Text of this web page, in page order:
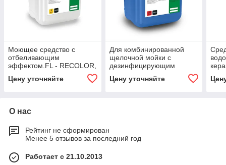
Моющее средство с
отбеливающим
эффектом.FL - RECOLOR,
Цену уточняйте
Для комбинированной
щелочной мойки с
дезинфицирующим
эффектом. AK-Plantex 12
CDF
Цену уточняйте
О нас
Рейтинг не сформирован
Менее 5 отзывов за последний год
Работает с 21.10.2013